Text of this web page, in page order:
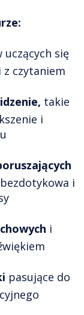
uczących się
z czytaniem
takie
i
i
i
pasujące do